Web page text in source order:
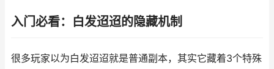
入门必看：白发迢迢的隐藏机制
很多玩家以为白发迢迢就是普通副本，其实它藏着3个特殊